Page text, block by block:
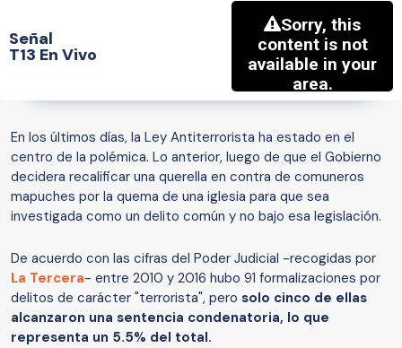
Señal
T13 En Vivo
En los últimos días, la Ley Antiterrorista ha estado en el
centro de la polémica. Lo anterior, luego de que el Gobierno
decidera recalificar una querella en contra de comuneros
mapuches por la quema de una iglesia para que sea
investigada como un delito común y no bajo esa legislación.
De acuerdo con las cifras del Poder Judicial -recogidas por
La Tercera- entre 2010 y 2016 hubo 91 formalizaciones por
delitos de carácter "terrorista", pero solo cinco de ellas
alcanzaron una sentencia condenatoria, lo que
representa un 5.5% del total.